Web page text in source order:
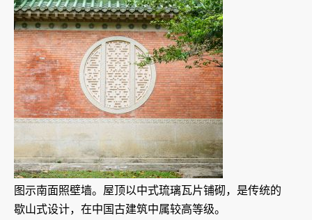
图示南面照壁墙。屋顶以中式琉璃瓦片铺砌，是传统的
歇山式设计，在中国古建筑中属较高等级。